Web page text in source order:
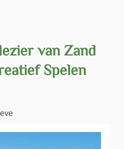
van Zand
Spelen